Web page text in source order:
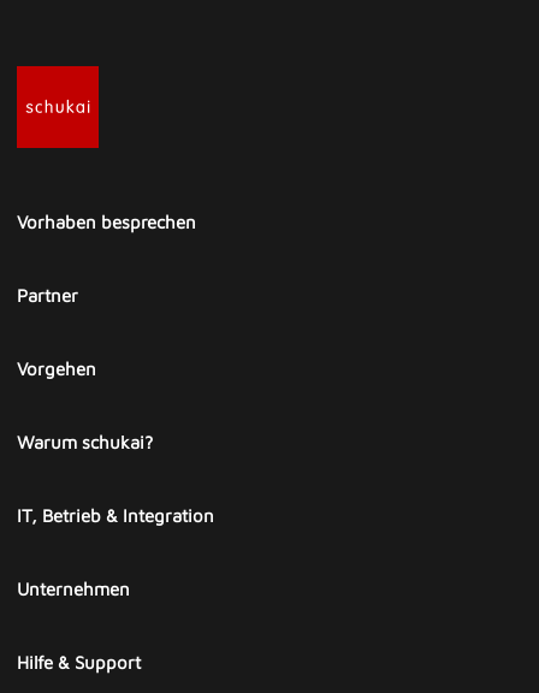
Vorhaben besprechen
Partner
Vorgehen
Warum schukai?
IT, Betrieb & Integration
Unternehmen
Hilfe & Support